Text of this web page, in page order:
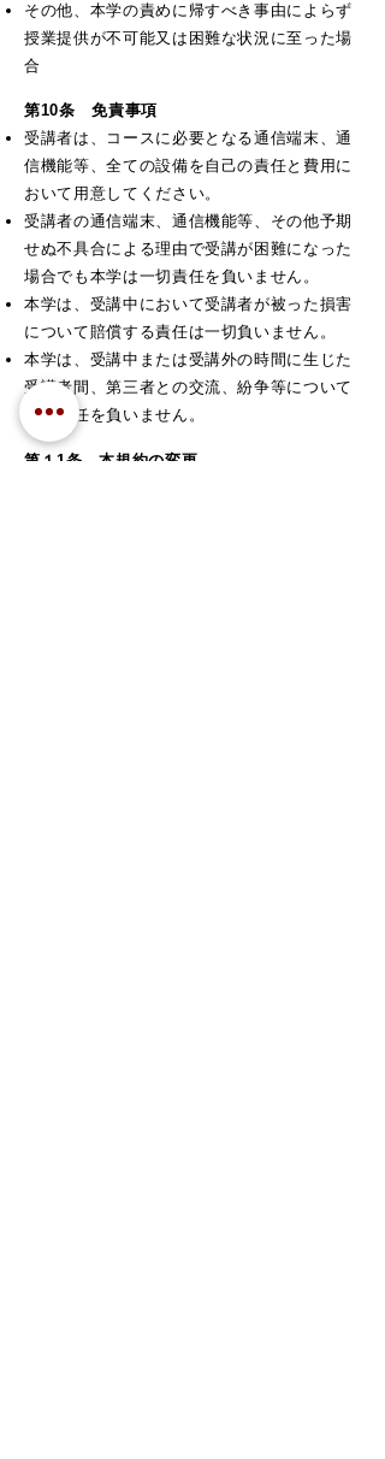
その他、本学の責めに帰すべき事由によらず
授業提供が不可能又は困難な状況に至った場
合​​​​​
第10条 免責事項
受講者は、コースに必要となる通信端末、通
信機能等、全ての設備を自己の責任と費用に
おいて用意してください。
受講者の通信端末、通信機能等、その他予期
せぬ不具合による理由で受講が困難になった
場合でも本学は一切責任を負いません。
本学は、受講中において受講者が被った損害
について賠償する責任は一切負いません。
本学は、受講中または受講外の時間に生じた
受講者間、第三者との交流、紛争等について
一切責任を負いません。​​​​​
第１1条 本規約の変更